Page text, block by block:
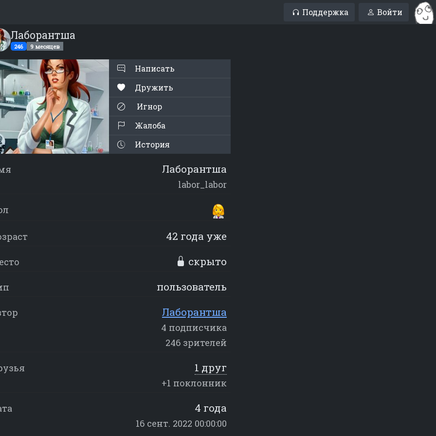
Поддержка Войти
Лаборантша
246 9 месяцев
Написать
Дружить
Игнор
Жалоба
История
Лаборантша
labor_labor
42 года уже
скрыто
пользователь
Лаборантша
4 подписчика
246 зрителей
1 друг
+1 поклонник
4 года
16 сент. 2022 00:00:00